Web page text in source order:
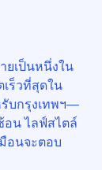
ยเป็นหนึ่งใน
ร็วที่สุดใน
บกรุงเทพฯ—
อน ไลฟ์สไตล์
อนจะตอบ